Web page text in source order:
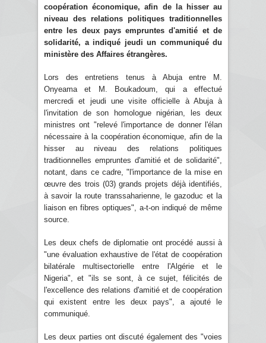
coopération économique, afin de la hisser au
niveau des relations politiques traditionnelles
entre les deux pays empruntes d'amitié et de
solidarité, a indiqué jeudi un communiqué du
ministère des Affaires étrangères.
Lors des entretiens tenus à Abuja entre M.
Onyeama et M. Boukadoum, qui a effectué
mercredi et jeudi une visite officielle à Abuja à
l'invitation de son homologue nigérian, les deux
ministres ont "relevé l'importance de donner l'élan
nécessaire à la coopération économique, afin de la
hisser au niveau des relations politiques
traditionnelles empruntes d'amitié et de solidarité",
notant, dans ce cadre, "l'importance de la mise en
œuvre des trois (03) grands projets déjà identifiés,
à savoir la route transsaharienne, le gazoduc et la
liaison en fibres optiques", a-t-on indiqué de même
source.
Les deux chefs de diplomatie ont procédé aussi à
"une évaluation exhaustive de l'état de coopération
bilatérale multisectorielle entre l'Algérie et le
Nigeria", et "ils se sont, à ce sujet, félicités de
l'excellence des relations d'amitié et de coopération
qui existent entre les deux pays", a ajouté le
communiqué.
Les deux parties ont discuté également des "voies